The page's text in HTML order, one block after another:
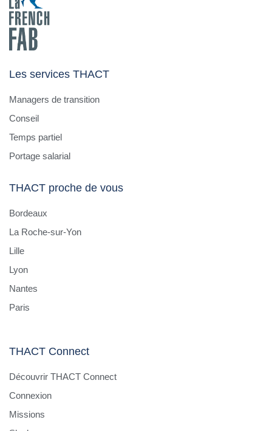
Les services THACT
Managers de transition
Conseil
Temps partiel
Portage salarial
THACT proche de vous
Bordeaux
La Roche-sur-Yon
Lille
Lyon
Nantes
Paris
THACT Connect
Découvrir THACT Connect
Connexion
Missions